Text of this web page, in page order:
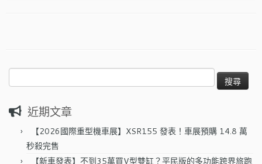
尋
鍵
近期文章
【2026國際重型機車展】XSR155 發表！車展預購 14.8 萬
秒殺完售
【新車發表】不到35萬買V型雙缸？平民版的多功能跨界旅跑